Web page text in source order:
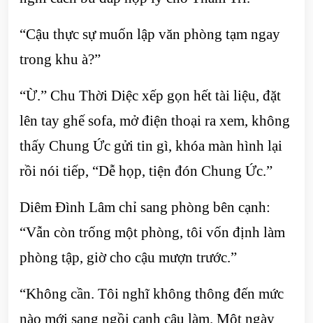
“Cậu thực sự muốn lập văn phòng tạm ngay
trong khu à?”
“Ừ.” Chu Thời Diệc xếp gọn hết tài liệu, đặt
lên tay ghế sofa, mở điện thoại ra xem, không
thấy Chung Ức gửi tin gì, khóa màn hình lại
rồi nói tiếp, “Dễ họp, tiện đón Chung Ức.”
Diêm Đình Lâm chỉ sang phòng bên cạnh:
“Vẫn còn trống một phòng, tôi vốn định làm
phòng tập, giờ cho cậu mượn trước.”
“Không cần. Tôi nghĩ không thông đến mức
nào mới sang ngồi cạnh cậu làm. Một ngày